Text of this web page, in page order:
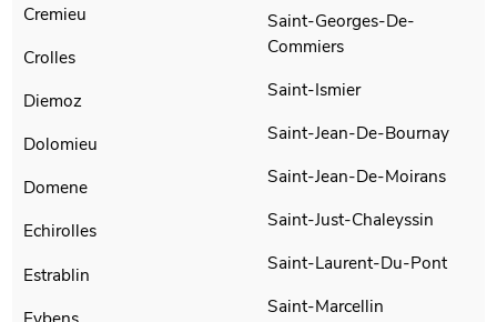
Cremieu
Crolles
Diemoz
Dolomieu
Domene
Echirolles
Estrablin
Saint-Georges-De-
Commiers
Saint-Ismier
Saint-Jean-De-Bournay
Saint-Jean-De-Moirans
Saint-Just-Chaleyssin
Saint-Laurent-Du-Pont
Saint-Marcellin